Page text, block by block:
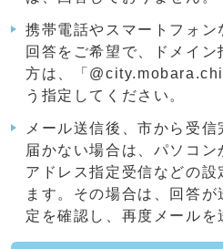
携帯電話やスマートフォン
回答をご希望で、ドメイ
方は、「
う指定してください。
メール送信後、市から受信
届かない場合は、パソコ
アドレス指定受信などの設
ます。その場合は、回答
定を確認し、再度メールを